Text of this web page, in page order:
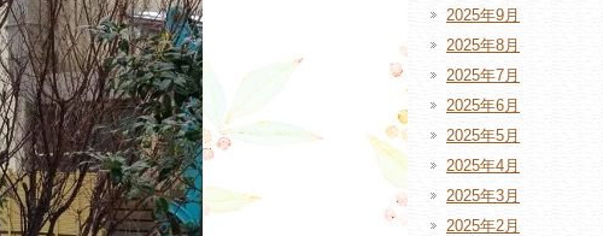
2025年9月
2025年8月
2025年7月
2025年6月
2025年5月
2025年4月
2025年3月
2025年2月